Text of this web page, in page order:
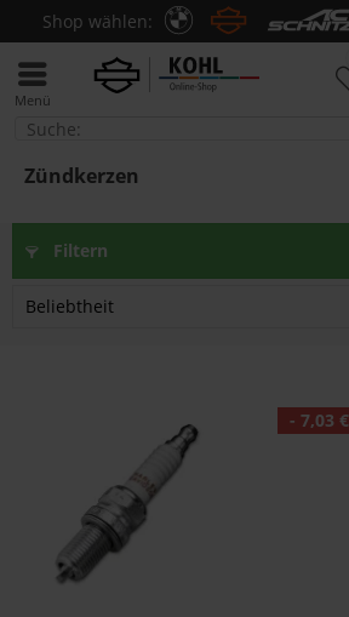
Shop wählen:
Menü
Zündkerzen
Zündkerzen
Filtern
- 7,03 €